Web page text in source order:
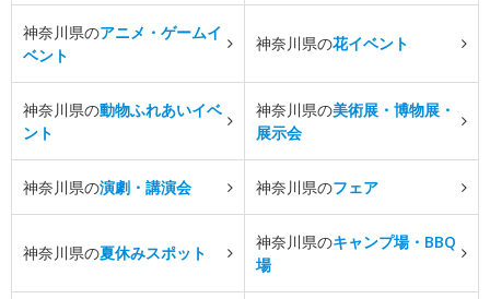
神奈川県のアニメ・ゲームイ
ベント
神奈川県の花イベント
神奈川県の動物ふれあいイベ
ント
神奈川県の美術展・博物展・
展示会
神奈川県の演劇・講演会 神奈川県のフェア
神奈川県の夏休みスポット
神奈川県のキャンプ場・BBQ
場